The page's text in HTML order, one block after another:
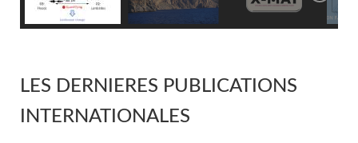
LES DERNIERES PUBLICATIONS
INTERNATIONALES